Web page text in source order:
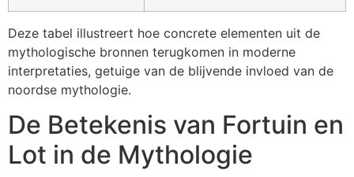
Deze tabel illustreert hoe concrete elementen uit de
mythologische bronnen terugkomen in moderne
interpretaties, getuige van de blijvende invloed van de
noordse mythologie.
De Betekenis van Fortuin en
Lot in de Mythologie